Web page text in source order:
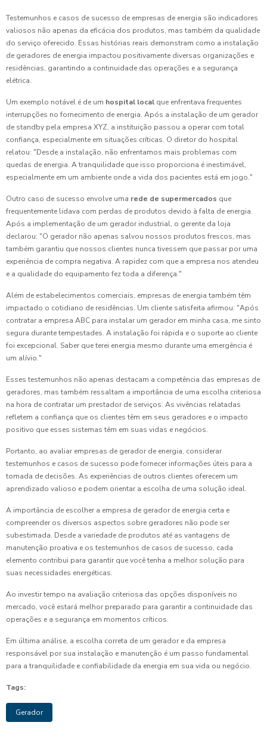
Testemunhos e casos de sucesso de empresas de energia são indicadores
valiosos não apenas da eficácia dos produtos, mas também da qualidade
do serviço oferecido. Essas histórias reais demonstram como a instalação
de geradores de energia impactou positivamente diversas organizações e
residências, garantindo a continuidade das operações e a segurança
elétrica.
Um exemplo notável é de um hospital local que enfrentava frequentes
interrupções no fornecimento de energia. Após a instalação de um gerador
de standby pela empresa XYZ, a instituição passou a operar com total
confiança, especialmente em situações críticas. O diretor do hospital
relatou: "Desde a instalação, não enfrentamos mais problemas com
quedas de energia. A tranquilidade que isso proporciona é inestimável,
especialmente em um ambiente onde a vida dos pacientes está em jogo."
Outro caso de sucesso envolve uma rede de supermercados que
frequentemente lidava com perdas de produtos devido à falta de energia.
Após a implementação de um gerador industrial, o gerente da loja
declarou: "O gerador não apenas salvou nossos produtos frescos, mas
também garantiu que nossos clientes nunca tivessem que passar por uma
experiência de compra negativa. A rapidez com que a empresa nos atendeu
e a qualidade do equipamento fez toda a diferença."
Além de estabelecimentos comerciais, empresas de energia também têm
impactado o cotidiano de residências. Um cliente satisfeita afirmou: "Após
contratar a empresa ABC para instalar um gerador em minha casa, me sinto
segura durante tempestades. A instalação foi rápida e o suporte ao cliente
foi excepcional. Saber que terei energia mesmo durante uma emergência é
um alívio."
Esses testemunhos não apenas destacam a competência das empresas de
geradores, mas também ressaltam a importância de uma escolha criteriosa
na hora de contratar um prestador de serviços. As vivências relatadas
refletem a confiança que os clientes têm em seus geradores e o impacto
positivo que esses sistemas têm em suas vidas e negócios.
Portanto, ao avaliar empresas de gerador de energia, considerar
testemunhos e casos de sucesso pode fornecer informações úteis para a
tomada de decisões. As experiências de outros clientes oferecem um
aprendizado valioso e podem orientar a escolha de uma solução ideal.
A importância de escolher a empresa de gerador de energia certa e
compreender os diversos aspectos sobre geradores não pode ser
subestimada. Desde a variedade de produtos até as vantagens de
manutenção proativa e os testemunhos de casos de sucesso, cada
elemento contribui para garantir que você tenha a melhor solução para
suas necessidades energéticas.
Ao investir tempo na avaliação criteriosa das opções disponíveis no
mercado, você estará melhor preparado para garantir a continuidade das
operações e a segurança em momentos críticos.
Em última análise, a escolha correta de um gerador e da empresa
responsável por sua instalação e manutenção é um passo fundamental
para a tranquilidade e confiabilidade da energia em sua vida ou negócio.
Tags:
Gerador